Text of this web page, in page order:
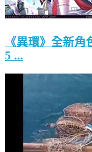
《異環》全新
5 ...